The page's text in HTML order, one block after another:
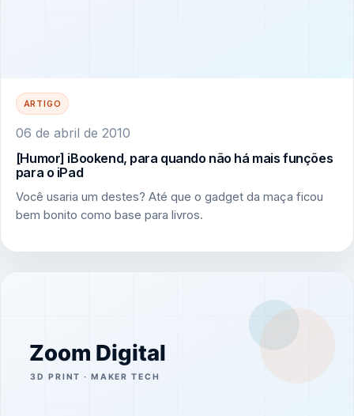
ARTIGO
06 de abril de 2010
[Humor] iBookend, para quando não há mais funções
para o iPad
Você usaria um destes? Até que o gadget da maça ficou
bem bonito como base para livros.